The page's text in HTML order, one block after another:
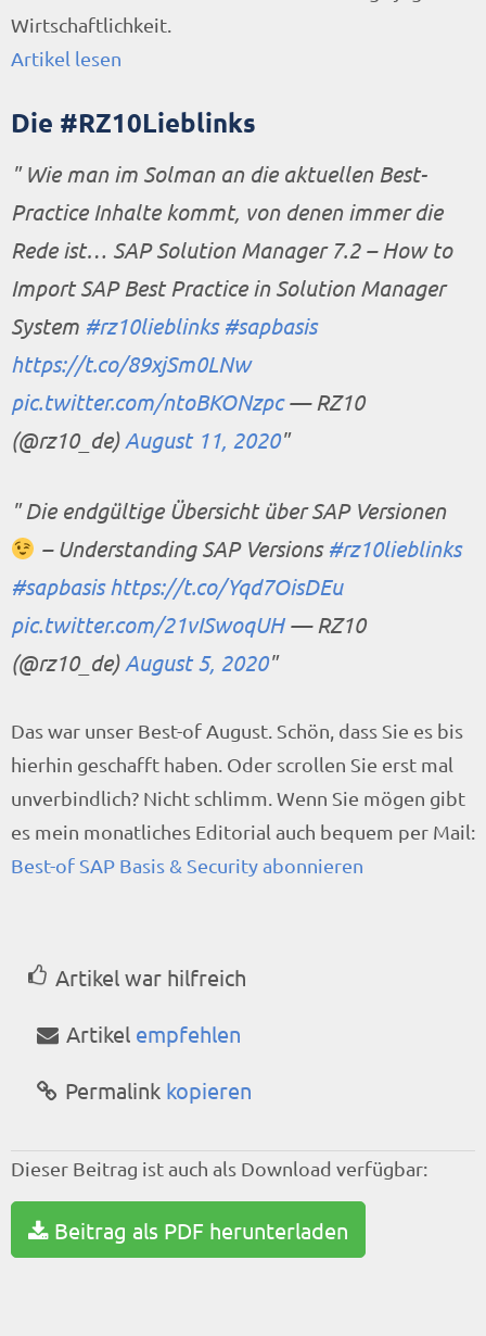
Wirtschaftlichkeit.
Artikel lesen
Die #RZ10Lieblinks
Wie man im Solman an die aktuellen Best-
Practice Inhalte kommt, von denen immer die
Rede ist… SAP Solution Manager 7.2 – How to
Import SAP Best Practice in Solution Manager
System #rz10lieblinks #sapbasis
https://t.co/89xjSm0LNw
pic.twitter.com/ntoBKONzpc — RZ10
(@rz10_de) August 11, 2020
Die endgültige Übersicht über SAP Versionen
– Understanding SAP Versions #rz10lieblinks
#sapbasis https://t.co/Yqd7OisDEu
pic.twitter.com/21vISwoqUH — RZ10
(@rz10_de) August 5, 2020
Das war unser Best-of August. Schön, dass Sie es bis
hierhin geschafft haben. Oder scrollen Sie erst mal
unverbindlich? Nicht schlimm. Wenn Sie mögen gibt
es mein monatliches Editorial auch bequem per Mail:
Best-of SAP Basis & Security abonnieren
Artikel war hilfreich
Artikel empfehlen
Permalink kopieren
Dieser Beitrag ist auch als Download verfügbar:
Beitrag als PDF herunterladen